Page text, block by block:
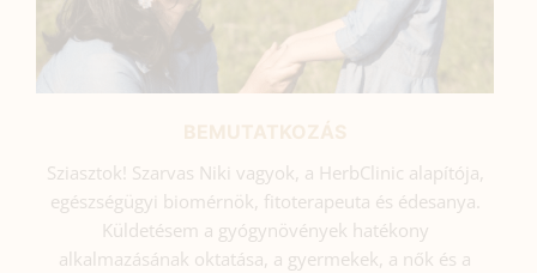
Sziasztok! Szarvas Niki vagyok, a HerbClinic alapítója,
egészségügyi biomérnök, fitoterapeuta és édesanya.
Küldetésem a gyógynövények hatékony
alkalmazásának oktatása, a gyermekek, a nők és a